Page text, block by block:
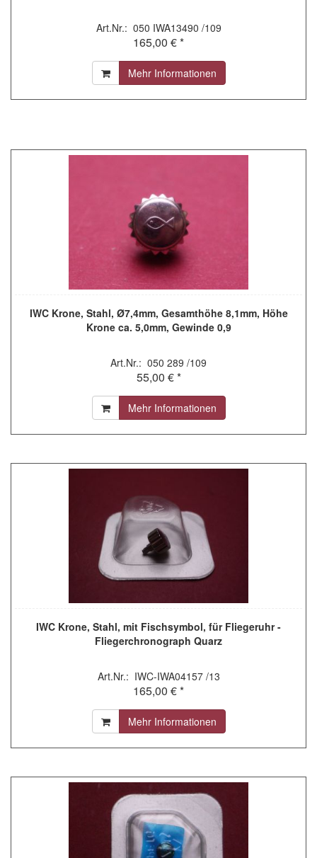
Art.Nr.: 050 IWA13490 /109
165,00 € *
Mehr Informationen
IWC Krone, Stahl, Ø7,4mm, Gesamthöhe 8,1mm, Höhe
Krone ca. 5,0mm, Gewinde 0,9
Art.Nr.: 050 289 /109
55,00 € *
Mehr Informationen
IWC Krone, Stahl, mit Fischsymbol, für Fliegeruhr -
Fliegerchronograph Quarz
Art.Nr.: IWC-IWA04157 /13
165,00 € *
Mehr Informationen